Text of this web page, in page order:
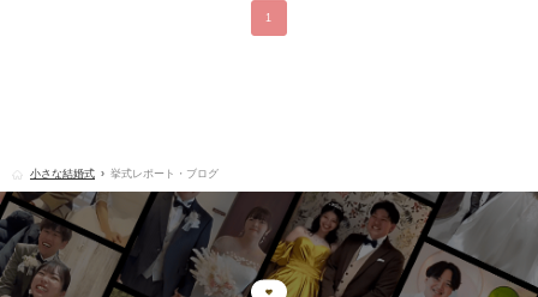
1
小さな結婚式 挙式レポート・ブログ